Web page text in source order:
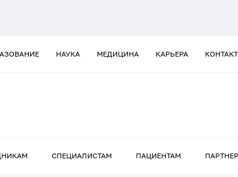
НАУКА МЕДИЦИНА КАРЬЕРА
СПЕЦИАЛИСТАМ ПАЦИЕНТАМ